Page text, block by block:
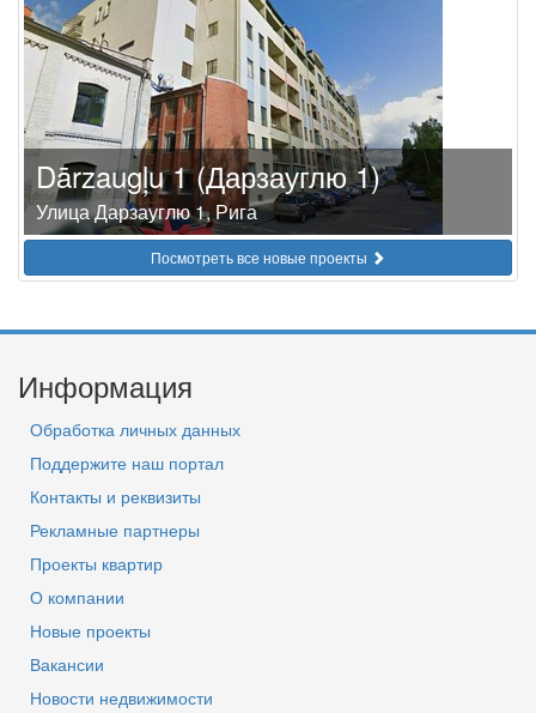
Dārzaugļu 1 (Дарзауглю 1)
Улица Дарзауглю 1, Рига
Посмотреть все новые проекты
Информация
Обработка личных данных
Поддержите наш портал
Контакты и реквизиты
Рекламные партнеры
Проекты квартир
О компании
Новые проекты
Вакансии
Новости недвижимости